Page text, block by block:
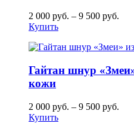
2 000 руб. – 9 500 руб.
Купить
Гайтан шнур
кожи
2 000 руб. – 9 500 руб.
Купить